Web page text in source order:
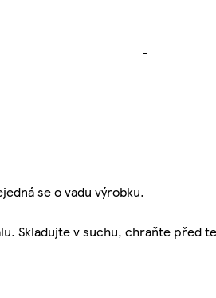
-
se o vadu výrobku.
Skladujte v suchu, chraňte před